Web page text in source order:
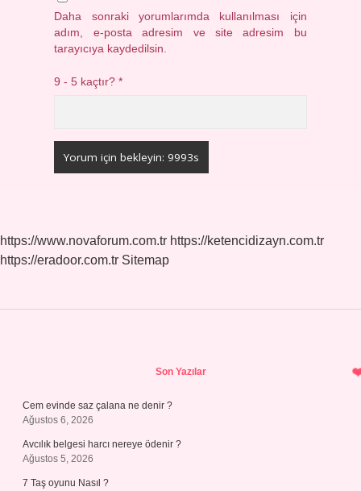
Daha sonraki yorumlarımda kullanılması için
adım, e-posta adresim ve site adresim bu
tarayıcıya kaydedilsin.
9 - 5 kaçtır?*
https://www.novaforum.com.tr https://ketencidizayn.com.tr
https://eradoor.com.tr Sitemap
Son Yazılar
Cem evinde saz çalana ne denir ?
Ağustos 6, 2026
Avcılık belgesi harcı nereye ödenir ?
Ağustos 5, 2026
7 Taş oyunu Nasıl ?